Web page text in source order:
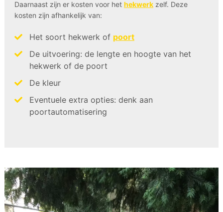
Daarnaast zijn er kosten voor het hekwerkzelf. Deze
kosten zijn afhankelijk van:
Het soort hekwerk of poort
De uitvoering: de lengte en hoogte van het
hekwerk of de poort
De kleur
Eventuele extra opties: denk aan
poortautomatisering